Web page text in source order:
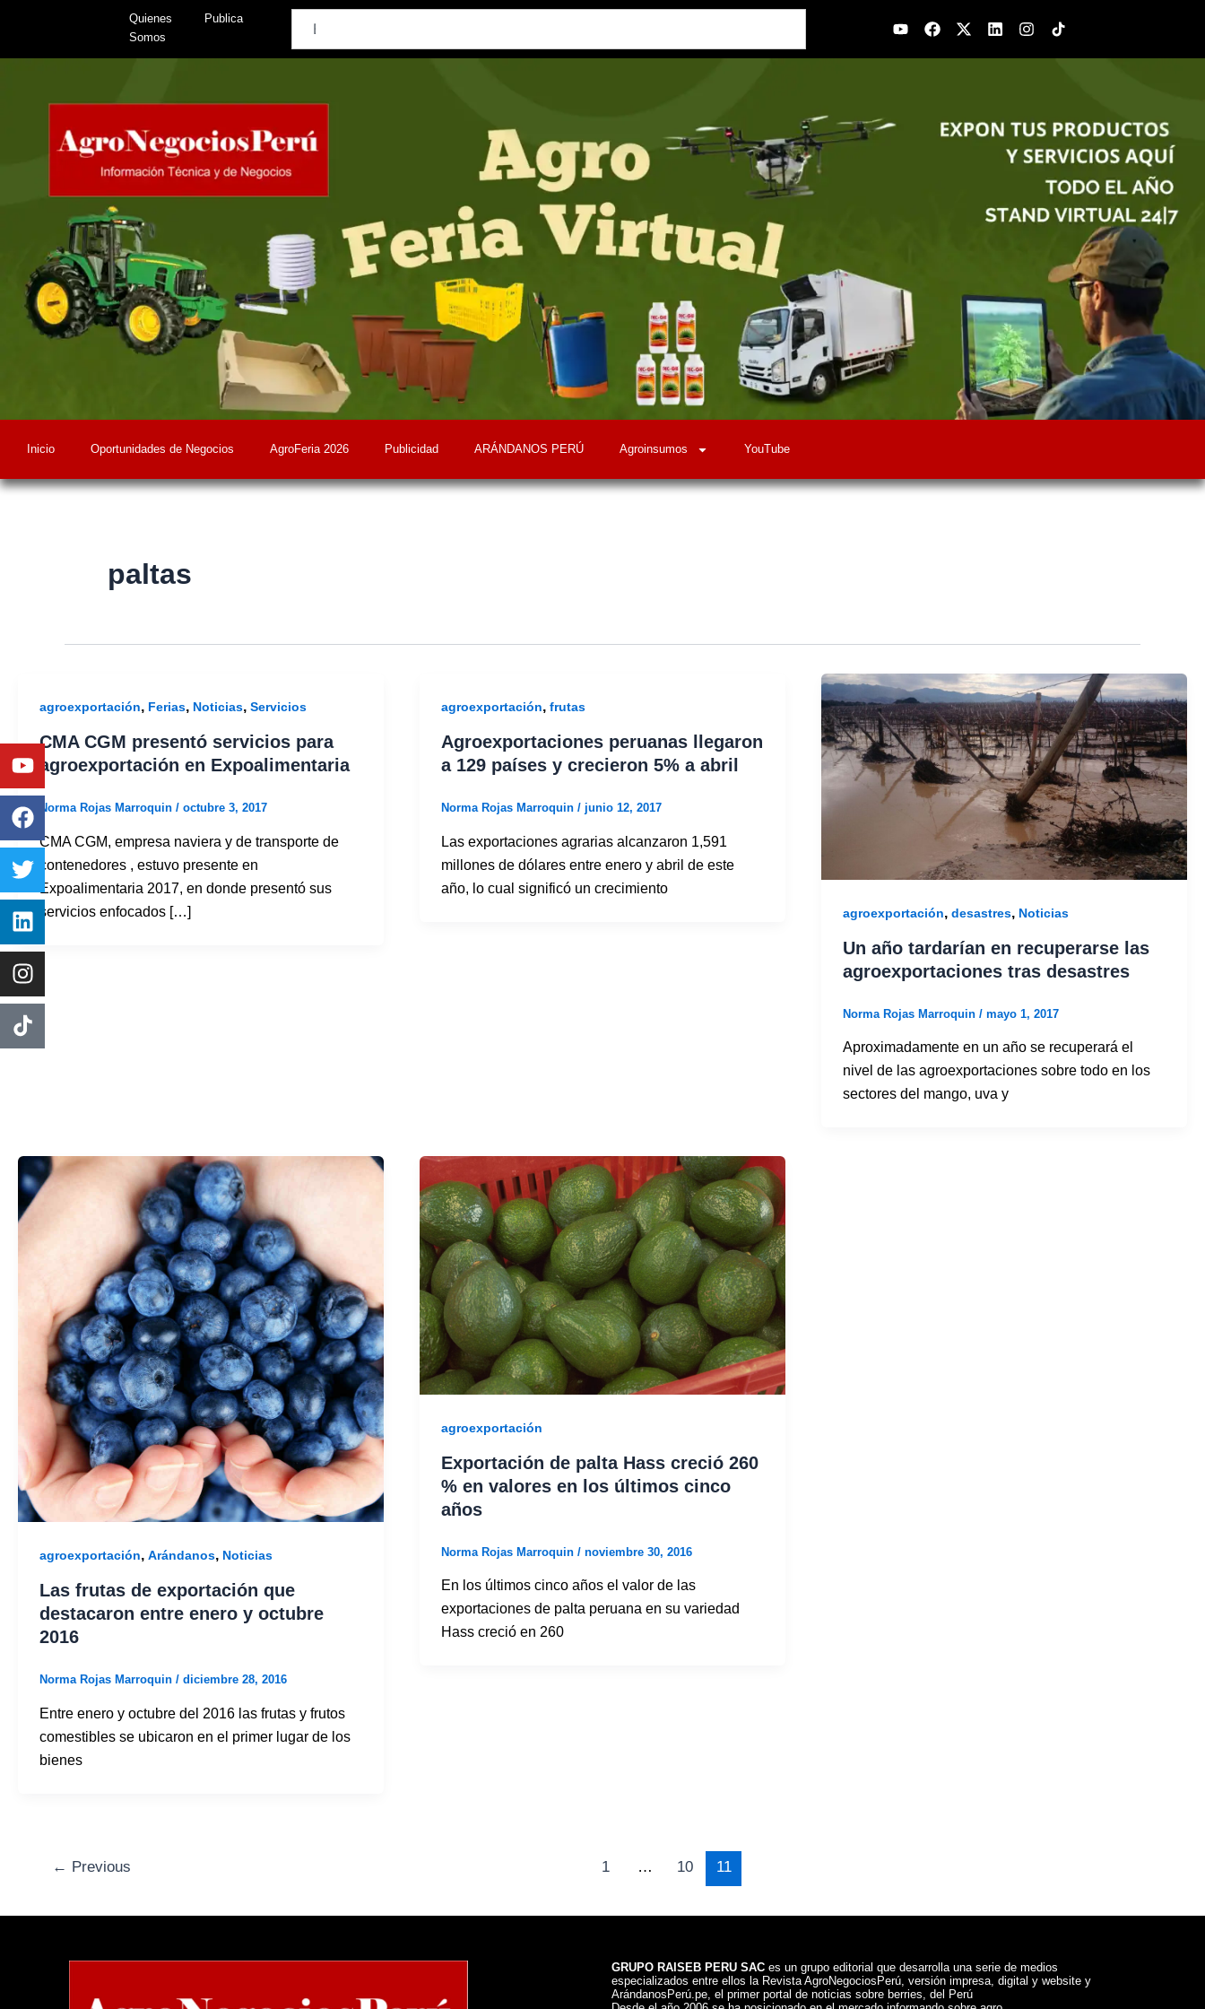
content
Quienes
Somos
Publica YoutubeFacebook
X-
twitter
LinkedinInstagram
Inicio Oportunidades de Negocios AgroFeria 2026 Publicidad ARÁNDANOS PERÚ Agroinsumos YouTube
paltas
agroexportación, Ferias, Noticias, Servicios
CMA CGM presentó servicios para
agroexportación en Expoalimentaria
Norma Rojas Marroquin / octubre 3, 2017
CMA CGM, empresa naviera y de transporte de
contenedores , estuvo presente en
Expoalimentaria 2017, en donde presentó sus
servicios enfocados […]
agroexportación, frutas
Agroexportaciones peruanas llegaron
a 129 países y crecieron 5% a abril
Norma Rojas Marroquin / junio 12, 2017
Las exportaciones agrarias alcanzaron 1,591
millones de dólares entre enero y abril de este
año, lo cual significó un crecimiento
agroexportación, desastres, Noticias
Un año tardarían en recuperarse las
agroexportaciones tras desastres
Norma Rojas Marroquin / mayo 1, 2017
Aproximadamente en un año se recuperará el
nivel de las agroexportaciones sobre todo en los
sectores del mango, uva y
agroexportación, Arándanos, Noticias
Las frutas de exportación que
destacaron entre enero y octubre
2016
Norma Rojas Marroquin / diciembre 28, 2016
Entre enero y octubre del 2016 las frutas y frutos
comestibles se ubicaron en el primer lugar de los
bienes
agroexportación
Exportación de palta Hass creció 260
% en valores en los últimos cinco
años
Norma Rojas Marroquin / noviembre 30, 2016
En los últimos cinco años el valor de las
exportaciones de palta peruana en su variedad
Hass creció en 260
← Previous 1 … 10 11
GRUPO RAISEB PERU SAC es un grupo editorial que desarrolla una serie de medios
especializados entre ellos la Revista AgroNegociosPerú, versión impresa, digital y website y
ArándanosPerú.pe, el primer portal de noticias sobre berries, del Perú
Youtube
Facebook
Twitter
Linkedin
Instagram